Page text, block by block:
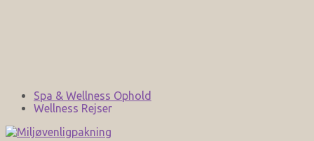
Spa & Wellness Ophold
Wellness Rejser